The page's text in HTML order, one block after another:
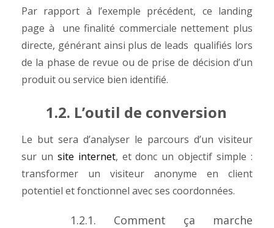
Par rapport à l’exemple précédent, ce landing
page à une finalité commerciale nettement plus
directe, générant ainsi plus de leads qualifiés lors
de la phase de revue ou de prise de décision d’un
produit ou service bien identifié.
1.2. L’outil de conversion
Le but sera d’analyser le parcours d’un visiteur
sur un site internet, et donc un objectif simple :
transformer un visiteur anonyme en client
potentiel et fonctionnel avec ses coordonnées.
1.2.1. Comment ça marche